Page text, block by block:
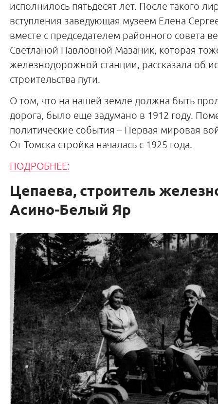
исполнилось пятьдесят лет. После такого
вступления заведующая музеем Елена
вместе с председателем районного совета
Светланой Павловной Мазаник, которая
железнодорожной станции, рассказала об
строительства пути.
О том, что на нашей земле должна быть
дорога, было еще задумано в 1912 году.
политические события – Первая мировая
От Томска стройка началась с 1925 года.
ПОДРОБНЕЕ:
Цепаева, строитель
Асино-Белый Яр